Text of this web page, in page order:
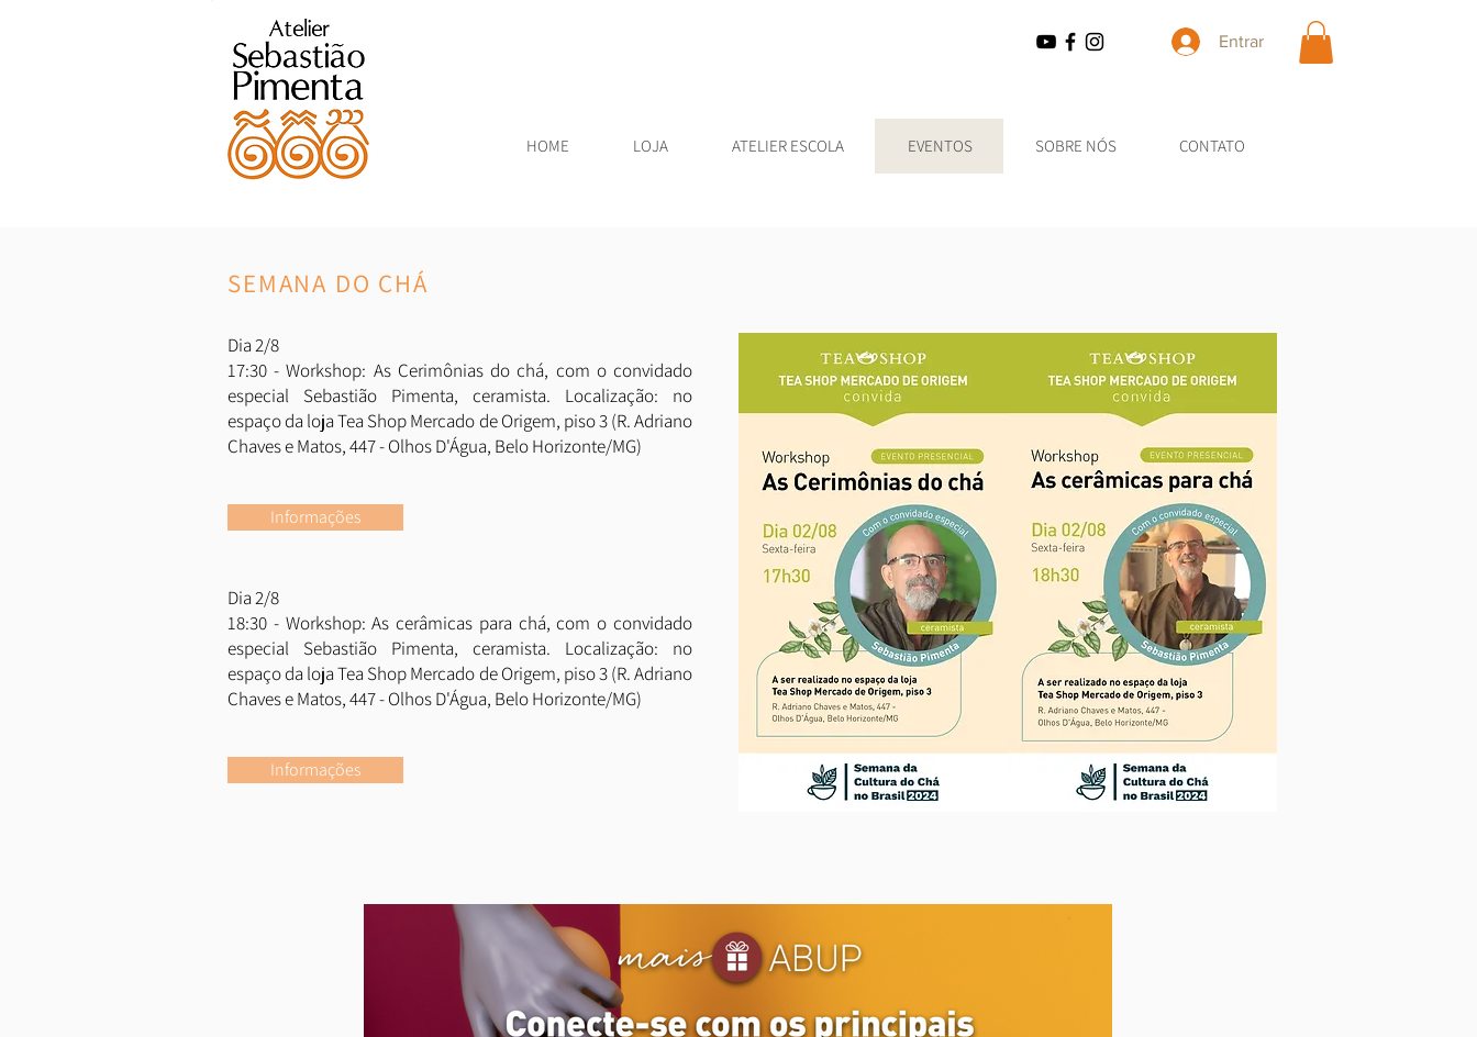
Entrar
HOME LOJA ATELIER ESCOLA EVENTOS SOBRE NÓS CONTATO
SEMANA DO CHÁ
Dia 2/8
17:30 - Workshop: As Cerimônias do chá, com o convidado
especial Sebastião Pimenta, ceramista. Localização: no
espaço da loja Tea Shop Mercado de Origem, piso 3 (R. Adriano
Chaves e Matos, 447 - Olhos D'Água, Belo Horizonte/MG)
Informações
Dia 2/8
18:30 - Workshop: As cerâmicas para chá, com o convidado
especial Sebastião Pimenta, ceramista. Localização: no
espaço da loja Tea Shop Mercado de Origem, piso 3 (R. Adriano
Chaves e Matos, 447 - Olhos D'Água, Belo Horizonte/MG)
Informações